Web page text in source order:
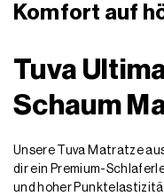
Komfort auf
Tuva
Schaum
Unsere Tuva Matratze
dir ein Premium-
und hoher